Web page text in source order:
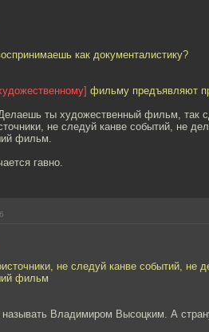
как документалистику?
фильму предъявляют
ты художественный фильм, так
не следуй канве событий, не
фильм.
гавно.
не следуй канве событий, не
фильм
называть Владимиром Высоцким. А